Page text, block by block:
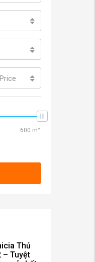
Thủ
– Tuyệt